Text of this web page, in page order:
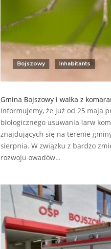
Bojszowy Inhabitants
Gmina Bojszowy i walka z
Informujemy, że już od 25 maja
biologicznego usuwania larw
znajdujących się na terenie
sierpnia. W związku z bardzo
rozwoju owadów…